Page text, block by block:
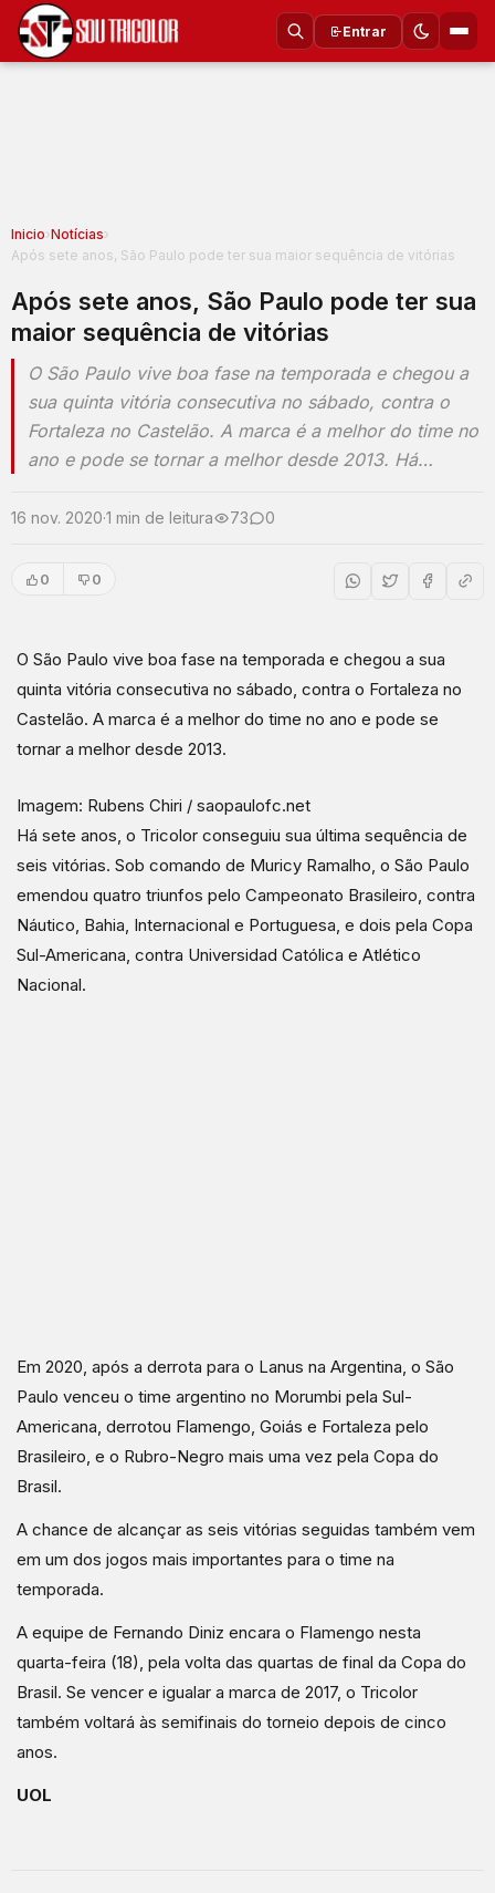
Entrar
Inicio›Notícias›
Após sete anos, São Paulo pode ter sua maior sequência de vitórias
Após sete anos, São Paulo pode ter sua
maior sequência de vitórias
O São Paulo vive boa fase na temporada e chegou a
sua quinta vitória consecutiva no sábado, contra o
Fortaleza no Castelão. A marca é a melhor do time no
ano e pode se tornar a melhor desde 2013. Há…
16 nov. 2020·1 min de leitura 73 0
0 0
O São Paulo vive boa fase na temporada e chegou a sua
quinta vitória consecutiva no sábado, contra o Fortaleza no
Castelão. A marca é a melhor do time no ano e pode se
tornar a melhor desde 2013.
Imagem: Rubens Chiri / saopaulofc.net
Há sete anos, o Tricolor conseguiu sua última sequência de
seis vitórias. Sob comando de Muricy Ramalho, o São Paulo
emendou quatro triunfos pelo Campeonato Brasileiro, contra
Náutico, Bahia, Internacional e Portuguesa, e dois pela Copa
Sul-Americana, contra Universidad Católica e Atlético
Nacional.
Em 2020, após a derrota para o Lanus na Argentina, o São
Paulo venceu o time argentino no Morumbi pela Sul-
Americana, derrotou Flamengo, Goiás e Fortaleza pelo
Brasileiro, e o Rubro-Negro mais uma vez pela Copa do
Brasil.
A chance de alcançar as seis vitórias seguidas também vem
em um dos jogos mais importantes para o time na
temporada.
A equipe de Fernando Diniz encara o Flamengo nesta
quarta-feira (18), pela volta das quartas de final da Copa do
Brasil. Se vencer e igualar a marca de 2017, o Tricolor
também voltará às semifinais do torneio depois de cinco
anos.
UOL